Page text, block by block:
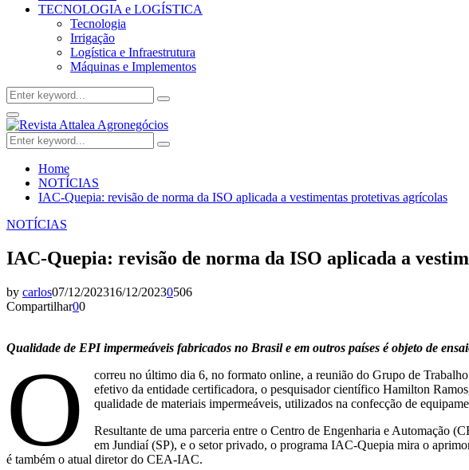
TECNOLOGIA e LOGÍSTICA
Tecnologia
Irrigação
Logística e Infraestrutura
Máquinas e Implementos
Search
for:
Search
Facebook
Twitter
Instagram
Linkedin
Youtube
Email
Primary
Menu
Search
for:
Search
Home
NOTÍCIAS
IAC-Quepia: revisão de norma da ISO aplicada a vestimentas protetivas agrícolas
NOTÍCIAS
IAC-Quepia: revisão de norma da ISO aplicada a
by carlos07/12/202316/12/20230506
Compartilhar00
Qualidade de EPI impermeáveis fabricados no Brasil e em outros países é objeto de
O
correu no último dia 6, no formato online, a reunião do Grupo de
efetivo da entidade certificadora, o pesquisador científico Hamilton
qualidade de materiais impermeáveis, utilizados na confecção de
Resultante de uma parceria entre o Centro de Engenharia e Automação
em Jundiaí (SP), e o setor privado, o programa IAC-Quepia mira o
é também o atual diretor do CEA-IAC.